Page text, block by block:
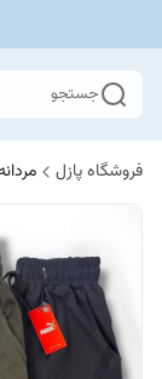
جستجو
فروشگاه پازل